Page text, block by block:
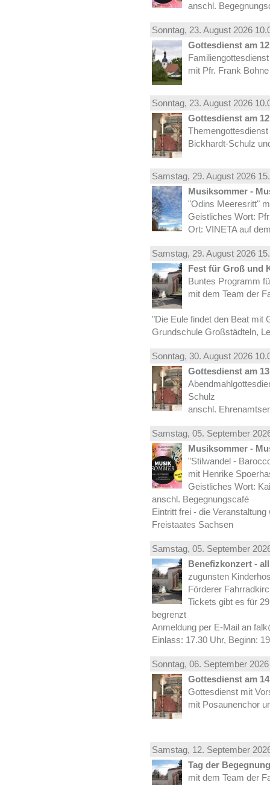
anschl.
Sonntag, 23. August 2026
Gottesdienst am
mit Pfr. Frank
Sonntag, 23. August 2026
Gottesdienst am
Bickhardt-Schulz
Samstag, 29. August 2026
Musiksommer -
"Odins Meeresritt"
Geistliches Wort:
Ort: VINETA auf
Samstag, 29. August 2026
Fest für Groß und
Buntes Programm
mit dem Team der
"Die Eule findet den Beat mit
Grundschule Großstädteln,
Sonntag, 30. August 2026
Gottesdienst am
Schulz
anschl.
Samstag, 05. September
Musiksommer -
"Stilwandel -
mit Henrike
Geistliches Wort:
anschl. Begegnungscafé
Eintritt frei - die
Freistaates Sachsen
Samstag, 05. September
Benefizkonzert -
zugunsten
Förderer
Tickets gibt es für
begrenzt
Anmeldung per E-Mail an
Einlass: 17.30 Uhr, Beginn:
Sonntag, 06. September
Gottesdienst am
Gottesdienst mit
mit Posaunenchor
Samstag, 12. September
Tag der
mit dem Team der